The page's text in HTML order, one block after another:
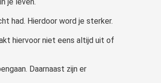
had. Hierdoor word je sterker.
hiervoor niet eens altijd uit of
Daarnaast zijn er